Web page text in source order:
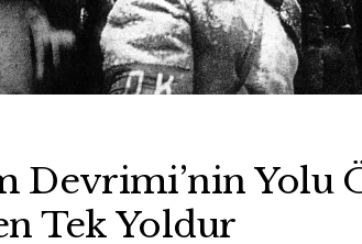
Devrimi’nin Yolu
Tek Yoldur